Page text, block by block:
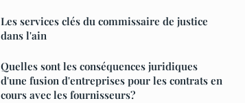
Les services clés du commissaire de justice
dans l'ain
Quelles sont les conséquences juridiques
d'une fusion d'entreprises pour les contrats en
cours avec les fournisseurs?